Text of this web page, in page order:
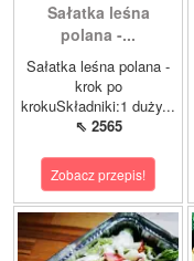
Sałatka leśna
polana -...
Sałatka leśna polana -
krok po
krokuSkładniki:1 duży...
⇖ 2565
Zobacz przepis!